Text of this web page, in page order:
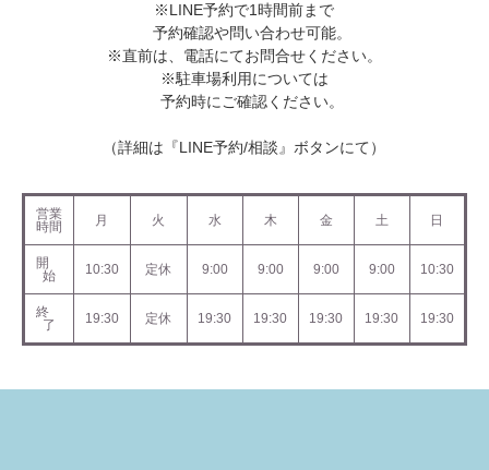
※LINE予約で1時間前まで
予約確認や問い合わせ可能。
※直前は、電話にてお問合せください。
※駐車場利用については
予約時にご確認ください。
（詳細は『LINE予約/相談』ボタンにて）
営業
時間
月 火 水 木 金 土 日
開
始
10:30 定休 9:00 9:00 9:00 9:00 10:30
終
了
19:30 定休 19:30 19:30 19:30 19:30 19:30